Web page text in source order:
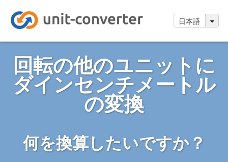
日本語
回転の他のユニットに
ダインセンチメートル
の変換
何を換算したいですか？